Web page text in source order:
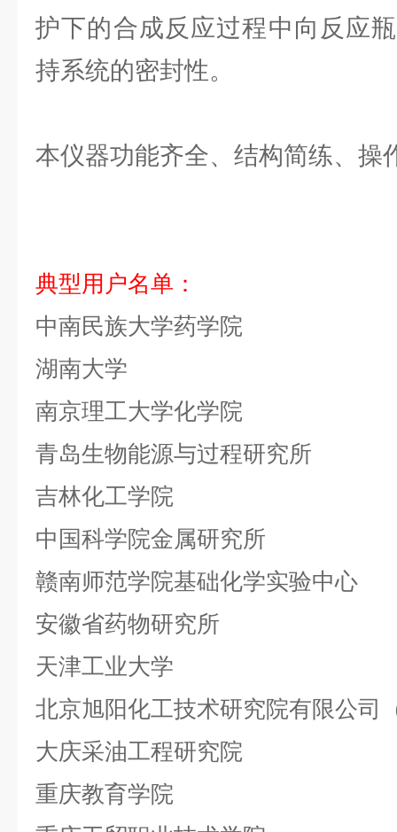
护下的合成反应过程中向反应
持系统的密封性。
本仪器功能齐全、结构简练、操
典型用户名单：
中南民族大学药学院
湖南大学
南京理工大学化学院
青岛生物能源与过程研究所
吉林化工学院
中国科学院金属研究所
赣南师范学院基础化学实验中心
安徽省药物研究所
天津工业大学
北京旭阳化工技术研究院有限公司
大庆采油工程研究院
重庆教育学院